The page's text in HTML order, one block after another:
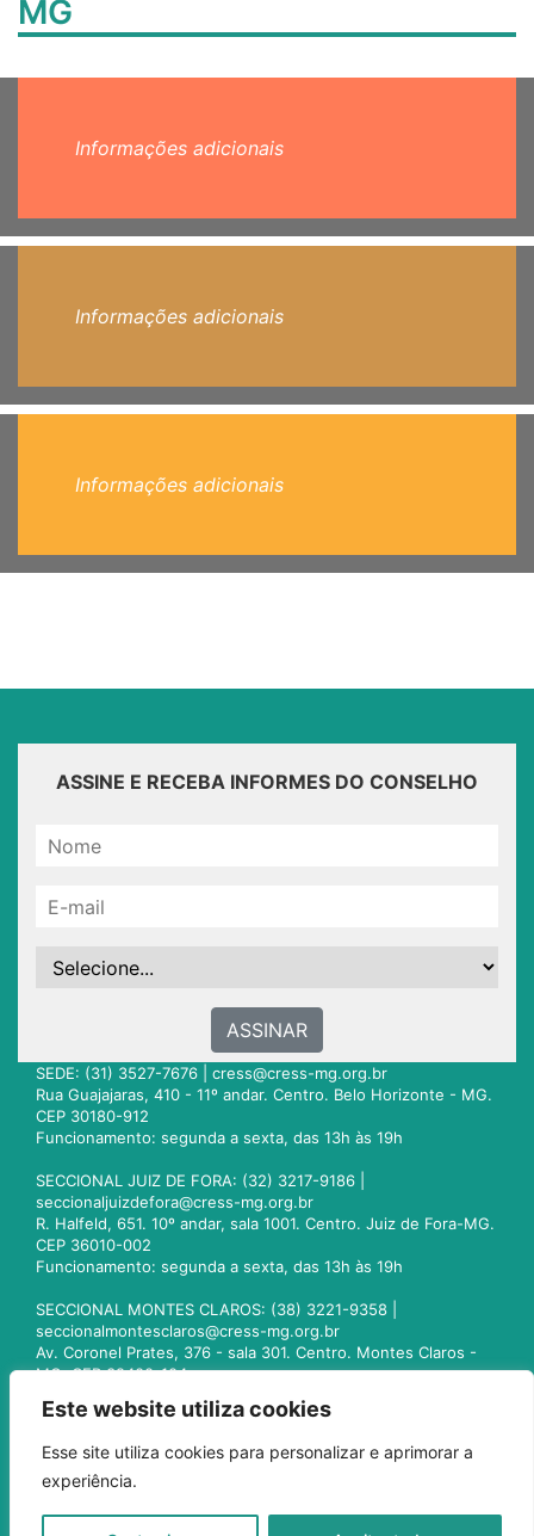
Este website utiliza cookies
Esse site utiliza cookies para personalizar e aprimorar a
experiência.
MG
Informações adicionais
Informações adicionais
Informações adicionais
ASSINE E RECEBA INFORMES DO CONSELHO
ASSINAR
SEDE: (31) 3527-7676 | cress@cress-mg.org.br
Rua Guajajaras, 410 - 11º andar. Centro. Belo Horizonte - MG.
CEP 30180-912
Funcionamento: segunda a sexta, das 13h às 19h
SECCIONAL JUIZ DE FORA: (32) 3217-9186 |
seccionaljuizdefora@cress-mg.org.br
R. Halfeld, 651. 10º andar, sala 1001. Centro. Juiz de Fora-MG.
CEP 36010-002
Funcionamento: segunda a sexta, das 13h às 19h
SECCIONAL MONTES CLAROS: (38) 3221-9358 |
seccionalmontesclaros@cress-mg.org.br
Av. Coronel Prates, 376 - sala 301. Centro. Montes Claros -
MG. CEP 39400-104
seccionaluberlandia@cress-mg.org.br
Av. Afonso Pena, 547 - sala 101. Uberlândia - MG. CEP